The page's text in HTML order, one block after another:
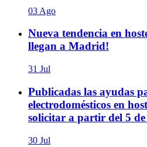
03 Ago
Nueva tendencia en
llegan a Madrid!
31 Jul
Publicadas las ayudas
electrodomésticos en
solicitar a partir del 5 de
30 Jul